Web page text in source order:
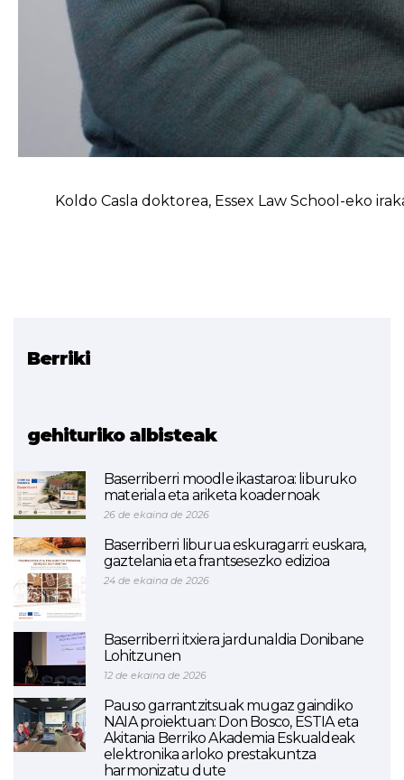
Koldo Casla doktorea, Essex Law School-eko
Berriki
gehituriko albisteak
Baserriberri moodle ikastaroa: liburuko
materiala eta ariketa koadernoak
26 de ekaina de 2026
Baserriberri liburua eskuragarri: euskara,
gaztelania eta frantsesezko edizioa
24 de ekaina de 2026
Baserriberri itxiera jardunaldia Donibane
Lohitzunen
12 de ekaina de 2026
Pauso garrantzitsuak mugaz gaindiko
NAIA proiektuan: Don Bosco, ESTIA eta
Akitania Berriko Akademia Eskualdeak
elektronika arloko prestakuntza
harmonizatu dute